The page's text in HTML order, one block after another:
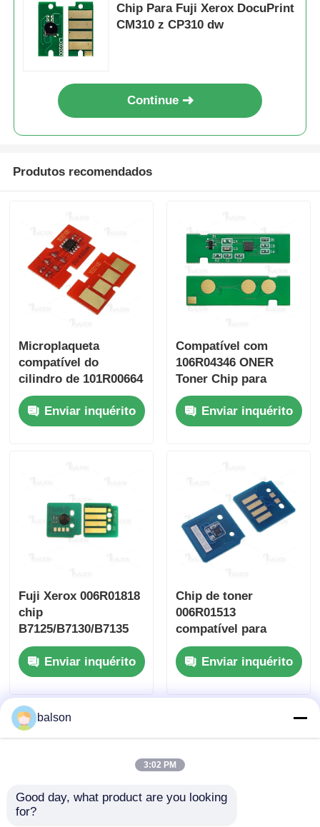
Cartucho de toner
Chip Pantum
DocuPrint
CM310
Chip Para Fuji Xerox DocuPrint
CM310 z CP310 dw
Continue
Produtos recomendados
Microplaqueta
compatível do
cilindro de 101R00664
Xerox para Xerox
B210 B205 B215
Enviar inquérito
Compatível com
106R04346 ONER
Toner Chip para
Xerox B215 B210
B205Enviar inquérito
Fuji Xerox 006R01818
chip
B7125/B7130/B7135
Enviar inquérito
Chip de toner
006R01513
compatível para
Xerox WC 7525 7530
7535 7545Enviar inquérito
balson
3:02 PM
Good day, what product are you looking
for?